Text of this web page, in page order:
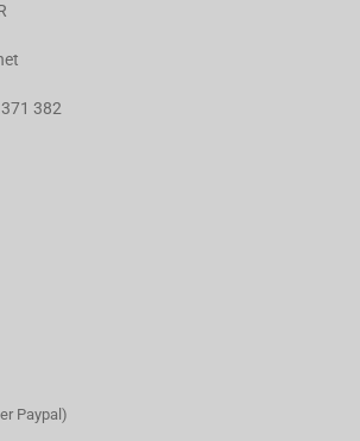
382
Paypal)